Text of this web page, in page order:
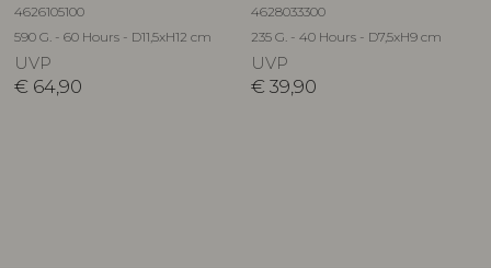
4626105100
590 G. - 60 Hours - D11,5xH12 cm
UVP
€ 64,90
4628033300
235 G. - 40 Hours - D7,5xH9 cm
UVP
€ 39,90